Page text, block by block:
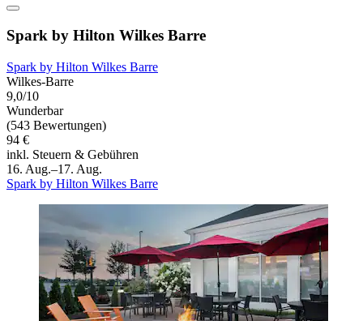
Spark by Hilton Wilkes Barre
Spark by Hilton Wilkes Barre
Wilkes-Barre
9,0/10
Wunderbar
(543 Bewertungen)
94 €
inkl. Steuern & Gebühren
16. Aug.–17. Aug.
Spark by Hilton Wilkes Barre